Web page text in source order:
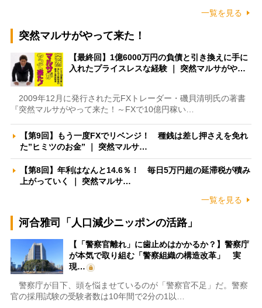
一覧を見る
突然マルサがやって来た！
【最終回】1億6000万円の負債と引き換えに手に
入れたプライスレスな経験 ｜ 突然マルサがや…
2009年12月に発行された元FXトレーダー・磯貝清明氏の著書
『突然マルサがやって来た！～FXで10億円稼い…
【第9回】もう一度FXでリベンジ！ 種銭は差し押さえを免れ
た”ヒミツのお金” ｜ 突然マルサ…
【第8回】年利はなんと14.6％！ 毎日5万円超の延滞税が積み
上がっていく ｜ 突然マルサ…
一覧を見る
河合雅司「人口減少ニッポンの活路」
【「警察官離れ」に歯止めはかかるか？】警察庁
が本気で取り組む「警察組織の構造改革」 実
現…
警察庁が目下、頭を悩ませているのが「警察官不足」だ。警察
官の採用試験の受験者数は10年間で2分の1以…